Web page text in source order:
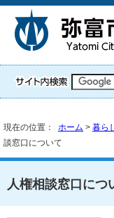
現在の位置： ホーム > 暮ら
談窓口について
人権相談窓口につ